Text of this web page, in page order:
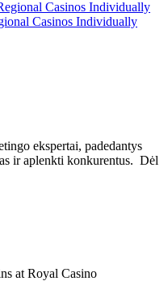
Casinos Individually
ekspertai, padedantys
ir aplenkti konkurentus. Dėl
at Royal Casino